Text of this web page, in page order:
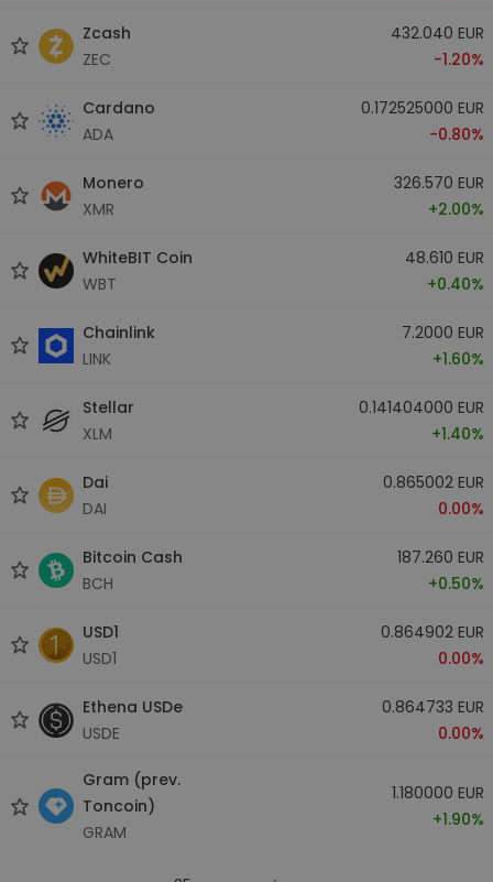
Zcash
ZEC
432.040 EUR
-1.20%
Cardano
ADA
0.172525000 EUR
-0.80%
Monero
XMR
326.570 EUR
+2.00%
WhiteBIT Coin
WBT
48.610 EUR
+0.40%
Chainlink
LINK
7.2000 EUR
+1.60%
Stellar
XLM
0.141404000 EUR
+1.40%
Dai
DAI
0.865002 EUR
0.00%
Bitcoin Cash
BCH
187.260 EUR
+0.50%
USD1
USD1
0.864902 EUR
0.00%
Ethena USDe
USDE
0.864733 EUR
0.00%
Gram (prev.
Toncoin)
GRAM
1.180000 EUR
+1.90%